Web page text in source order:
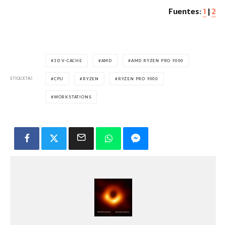
Fuentes:1 |2
ETIQUETAS
3D V-CACHE AMD AMD RYZEN PRO 9000
CPU RYZEN RYZEN PRO 9000
WORKSTATIONS